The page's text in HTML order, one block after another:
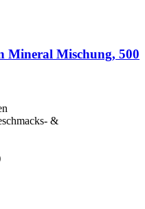
Mineral Mischung, 500
&